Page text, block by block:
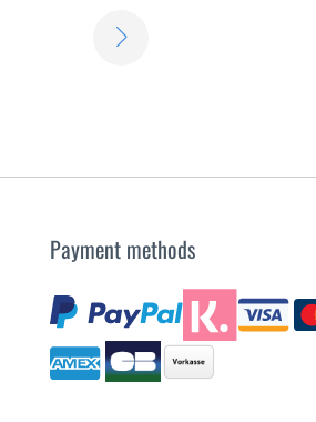
Payment methods